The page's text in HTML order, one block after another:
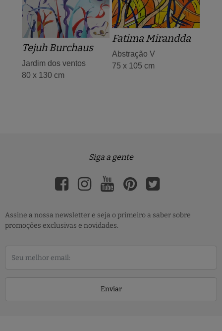
Fatima Mirandda
Abstração V
75 x 105 cm
Tejuh Burchaus
Jardim dos ventos
80 x 130 cm
Siga a gente
Assine a nossa newsletter e seja o primeiro a saber sobre
promoções exclusivas e novidades.
Enviar